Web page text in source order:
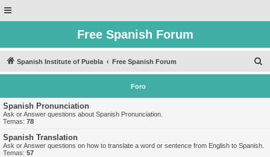
Free Spanish Forum
Spanish Institute of Puebla Free Spanish Forum
u
Foro
Spanish Pronunciation
Ask or Answer questions about Spanish Pronunciation.
Temas: 78
Spanish Translation
Ask or Answer questions on how to translate a word or sentence from English to Spanish.
Temas: 57